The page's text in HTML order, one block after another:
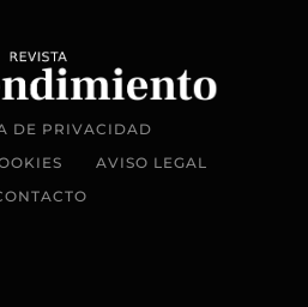
DE PRIVACIDAD
AVISO LEGAL